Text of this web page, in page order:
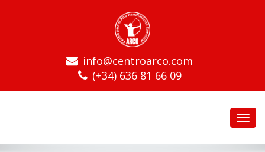
info@centroarco.com
(+34) 636 81 66 09